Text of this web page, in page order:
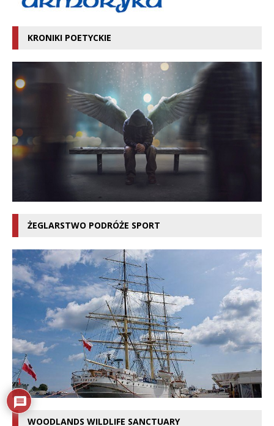
KRONIKI POETYCKIE
ŻEGLARSTWO PODRÓŻE SPORT
WOODLANDS WILDLIFE SANCTUARY
1